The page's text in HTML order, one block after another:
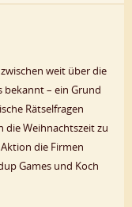
weit über die
– ein Grund
Rätselfragen
die Weihnachtszeit zu
die Firmen
Games und Koch